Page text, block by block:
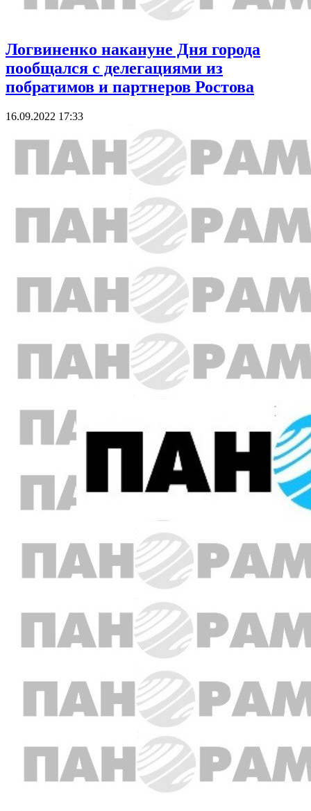
Логвиненко накануне Дня города
пообщался с делегациями из
побратимов и партнеров Ростова
16.09.2022 17:33